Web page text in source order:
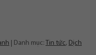
Danh mục: Tin tức, Dịch